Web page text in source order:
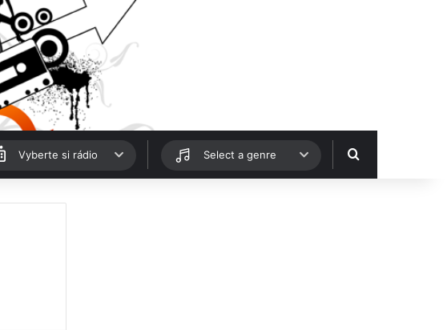
Vyberte si rádio Select a genre Hledat